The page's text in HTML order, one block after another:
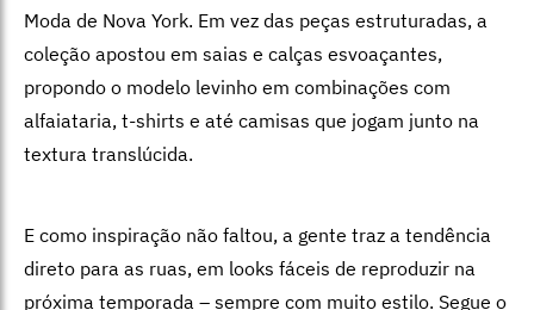
Moda de Nova York. Em vez das peças estruturadas, a
coleção apostou em saias e calças esvoaçantes,
propondo o modelo levinho em combinações com
alfaiataria, t-shirts e até camisas que jogam junto na
textura translúcida.
E como inspiração não faltou, a gente traz a tendência
direto para as ruas, em looks fáceis de reproduzir na
próxima temporada – sempre com muito estilo. Segue o